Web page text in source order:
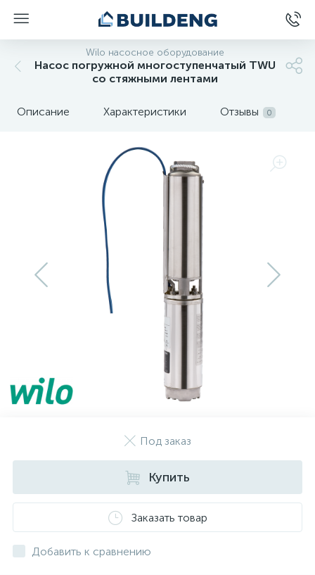
Wilo насосное оборудование
Насос погружной многоступенчатый TWU
со стяжными лентами
Описание Характеристики Отзывы 0
Под заказ
Купить
Заказать товар
Добавить к сравнению